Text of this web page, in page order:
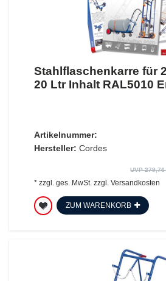
Stahlflaschenkarre für
20 Ltr Inhalt RAL5010
Artikelnummer:
Hersteller: Cordes
UVP 279,76
* zzgl. ges. MwSt.zzgl. Versandkosten
ZUM WARENKORB